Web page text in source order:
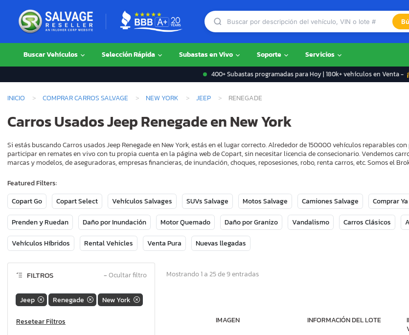
Buscar Vehículos Selección Rápida Subastas en Vivo Soporte Servicios
400+ Subastas programadas para Hoy | 180k+ vehículos en Venta -
INICIO COMPRAR CARROS SALVAGE NEW YORK JEEP RENEGADE
Carros Usados Jeep Renegade en New York
Si estás buscando Carros usados Jeep Renegade en New York, estás en el lugar correcto. Alrededor de 150000 vehículos reparables
participar en remates en vivo con tu propia cuenta en la página web de Copart, sin necesitar licencia de consecionario. Vendemos
marcas y modelos, de aseguradoras, empresas financieras, de inundación, choques, reposesiones, robo, renta carros, etc. Somos el
Featured Filters:
Copart Go
Copart Select Vehículos Salvages SUVs Salvage Motos Salvage Camiones Salvage Comprar Ya
Prenden y Ruedan Daño por Inundación Motor Quemado Daño por Granizo Vandalismo Carros Clásicos
Vehículos Híbridos Rental Vehicles Venta Pura Nuevas llegadas
FILTROS −Ocultar filtro
Jeep Renegade New York
Mostrando 1 a 25 de 9 entradas
IMAGEN INFORMACIÓN DEL LOTE